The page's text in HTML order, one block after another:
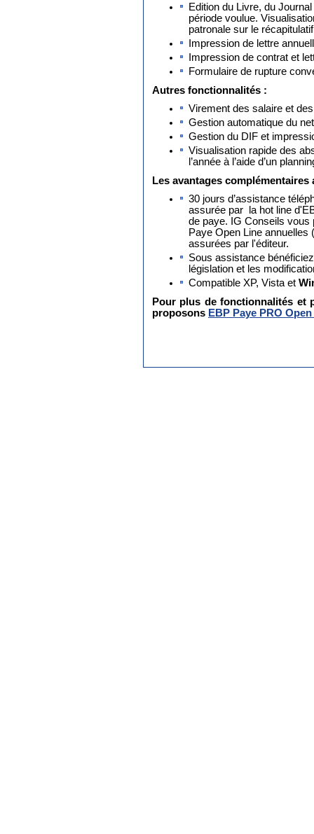
Edition du Livre, du
période voulue.
patronale sur le
Impression de lettre
Impression de contrat et
Formulaire de rupture
Autres fonctionnalités :
Virement des salaire et
Gestion automatique du
Gestion du DIF et
Visualisation rapide des
l’année à l’aide d’un
Les avantages
30 jours d’assistance
assurée par la hot line
de paye. IG Conseils
Paye Open Line
assurées par l'éditeur.
Sous assistance
législation et les
Compatible XP, Vista et
Pour plus de fonctionnalités et
proposons EBP Paye PRO